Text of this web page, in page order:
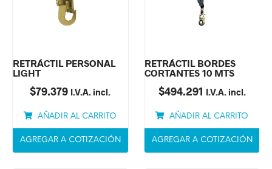
RETRÁCTIL PERSONAL
LIGHT
$79.379 I.V.A. incl.
AÑADIR AL CARRITO
AGREGAR A COTIZACIÓN
RETRÁCTIL BORDES
CORTANTES 10 MTS
$494.291 I.V.A. incl.
AÑADIR AL CARRITO
AGREGAR A COTIZACIÓN